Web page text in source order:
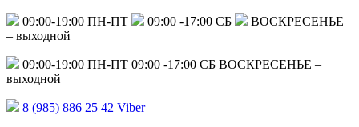
09:00-19:00 ПН-ПТ 09:00 -17:00 СБ
ВОСКРЕСЕНЬЕ
– выходной
09:00-19:00 ПН-ПТ 09:00 -17:00 СБ ВОСКРЕСЕНЬЕ –
выходной
8 (985) 886 25 42 Viber